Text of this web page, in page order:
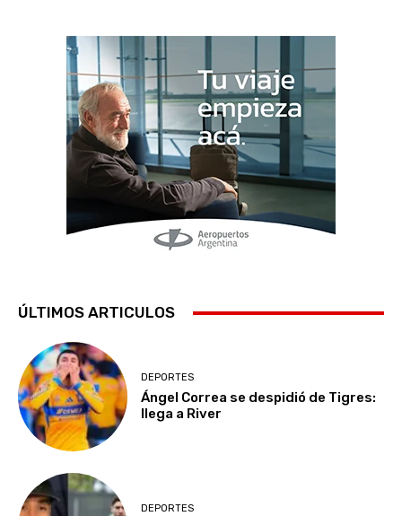
ÚLTIMOS ARTICULOS
DEPORTES
Ángel Correa se despidió de Tigres:
llega a River
DEPORTES